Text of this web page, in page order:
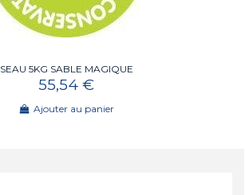
SEAU 5KG SABLE MAGIQUE
55,54 €
Ajouter au panier